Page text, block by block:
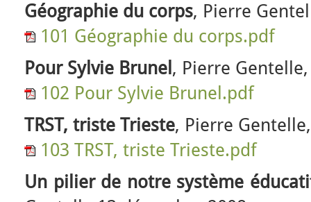
Géographie du corps, Pierre
101 Géographie du corps.pdf
Pour Sylvie Brunel , Pierre
102 Pour Sylvie Brunel.pdf
TRST, triste Trieste, Pierre
103 TRST, triste Trieste.pdf
Un pilier de notre système